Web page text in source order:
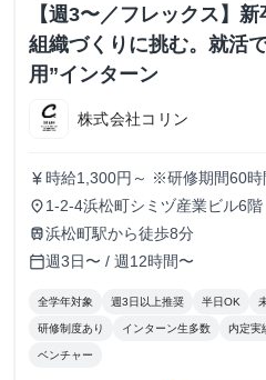
【週3〜／フレックス】
組織づくりに挑む。就活
用”インターン
株式会社コリン
currency_yen 時給1,300円～ ※研修期間60時
況により決定
place 1-2-4浜松町シミヅ産業ビル6階
train浜松町駅から徒歩8分
calendar_today週3日〜 / 週12時間〜
全学年対象 週3日以上推奨 半日OK
研修制度あり インターン生多数 内定実
ベンチャー